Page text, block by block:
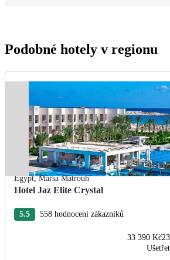
Podobné hotely v regionu
Egypt,Marsa Matrouh
Hotel Jaz Elite Crystal
5.5 558 hodnocení zákazníků
33 390 Kč